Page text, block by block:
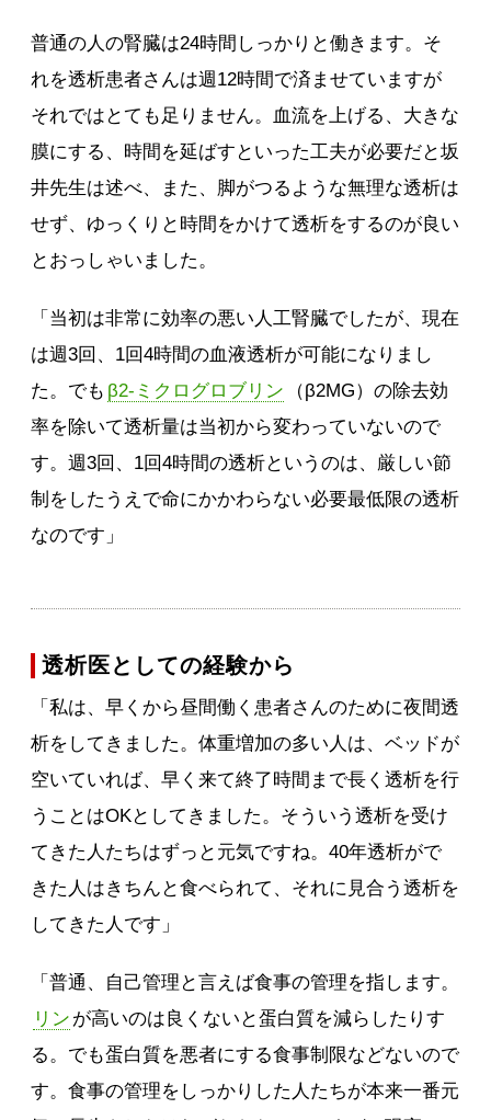
普通の人の腎臓は24時間しっかりと働きます。そ
れを透析患者さんは週12時間で済ませていますが
それではとても足りません。血流を上げる、大きな
膜にする、時間を延ばすといった工夫が必要だと坂
井先生は述べ、また、脚がつるような無理な透析は
せず、ゆっくりと時間をかけて透析をするのが良い
とおっしゃいました。
「当初は非常に効率の悪い人工腎臓でしたが、現在
は週3回、1回4時間の血液透析が可能になりまし
た。でも β2-ミクログロブリン
（β2MG）の除去効
率を除いて透析量は当初から変わっていないので
す。週3回、1回4時間の透析というのは、厳しい節
制をしたうえで命にかかわらない必要最低限の透析
なのです」
透析医としての経験から
「私は、早くから昼間働く患者さんのために夜間透
析をしてきました。体重増加の多い人は、ベッドが
空いていれば、早く来て終了時間まで長く透析を行
うことはOKとしてきました。そういう透析を受け
てきた人たちはずっと元気ですね。40年透析がで
きた人はきちんと食べられて、それに見合う透析を
してきた人です」
「普通、自己管理と言えば食事の管理を指します。
リン が高いのは良くないと蛋白質を減らしたりす
る。でも蛋白質を悪者にする食事制限などないので
す。食事の管理をしっかりした人たちが本来一番元